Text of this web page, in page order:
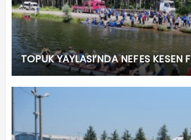
TOPUK YAYLASI’NDA NEFES KESEN